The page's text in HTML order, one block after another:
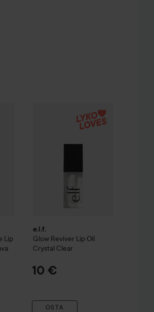
kosteutettuina, pehmeinä ja
Lip
Sheer Guava
e.l.f.
Glow Reviver Lip Oil
Crystal Clear
10 €
OSTA
Glow Reviver Lip Oil